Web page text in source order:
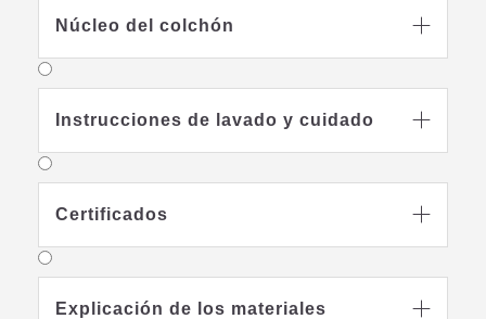
Núcleo del colchón 
Instrucciones de lavado y cuidado 
Certificados 
Explicación de los materiales 